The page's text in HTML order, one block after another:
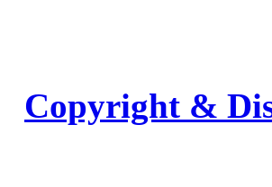
Copyright &